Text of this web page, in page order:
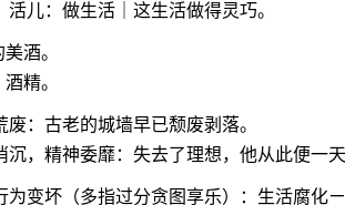
儿：做生活｜这生活做得灵巧。
酒。
精。
：古老的城墙早已颓废剥落。
，精神委靡：失去了理想，他从此便一
变坏（多指过分贪图享乐）：生活腐化